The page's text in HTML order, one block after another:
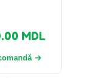
MDL